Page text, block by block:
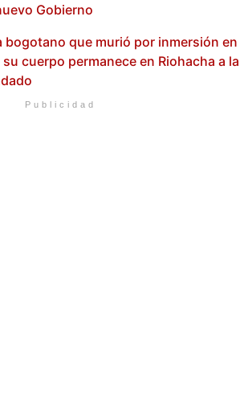
Gobierno
que murió por inmersión en
cuerpo permanece en Riohacha a la
Publicidad